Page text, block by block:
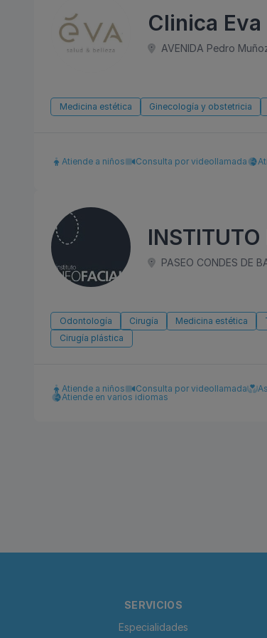
Clinica Eva
AVENIDA Pedro
Medicina estética Ginecología y obstetricia
Atiende a niños Consulta por videollamada
PASEO CONDES DE
Odontología Cirugía Medicina estética
Cirugía plástica
Atiende a niños Consulta por videollamada
Atiende en varios idiomas
SERVICIOS
Especialidades